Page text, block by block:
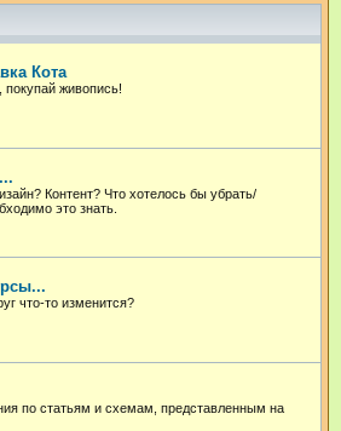
с
Кота
покупай живопись!
Контент? Что хотелось бы убрать/
это знать.
что-то изменится?
по статьям и схемам, представленным на